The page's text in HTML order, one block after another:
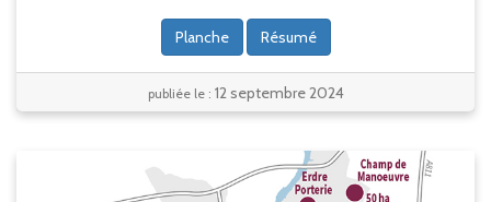
Planche Résumé
publiée le : 12 septembre 2024